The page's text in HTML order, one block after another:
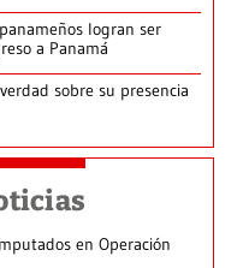
logran ser
a Panamá
sobre su presencia
en Operación